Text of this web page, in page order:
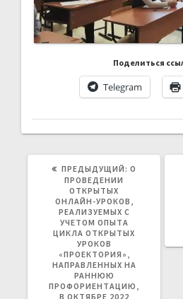
Поделиться
Telegram
ПРЕДЫДУЩИЙ: О
ПРОВЕДЕНИИ
ОТКРЫТЫХ
ОНЛАЙН-УРОКОВ,
РЕАЛИЗУЕМЫХ С
УЧЕТОМ ОПЫТА
ЦИКЛА ОТКРЫТЫХ
УРОКОВ
«ПРОЕКТОРИЯ»,
НАПРАВЛЕННЫХ НА
РАННЮЮ
ПРОФОРИЕНТАЦИЮ,
В ОКТЯБРЕ 2022